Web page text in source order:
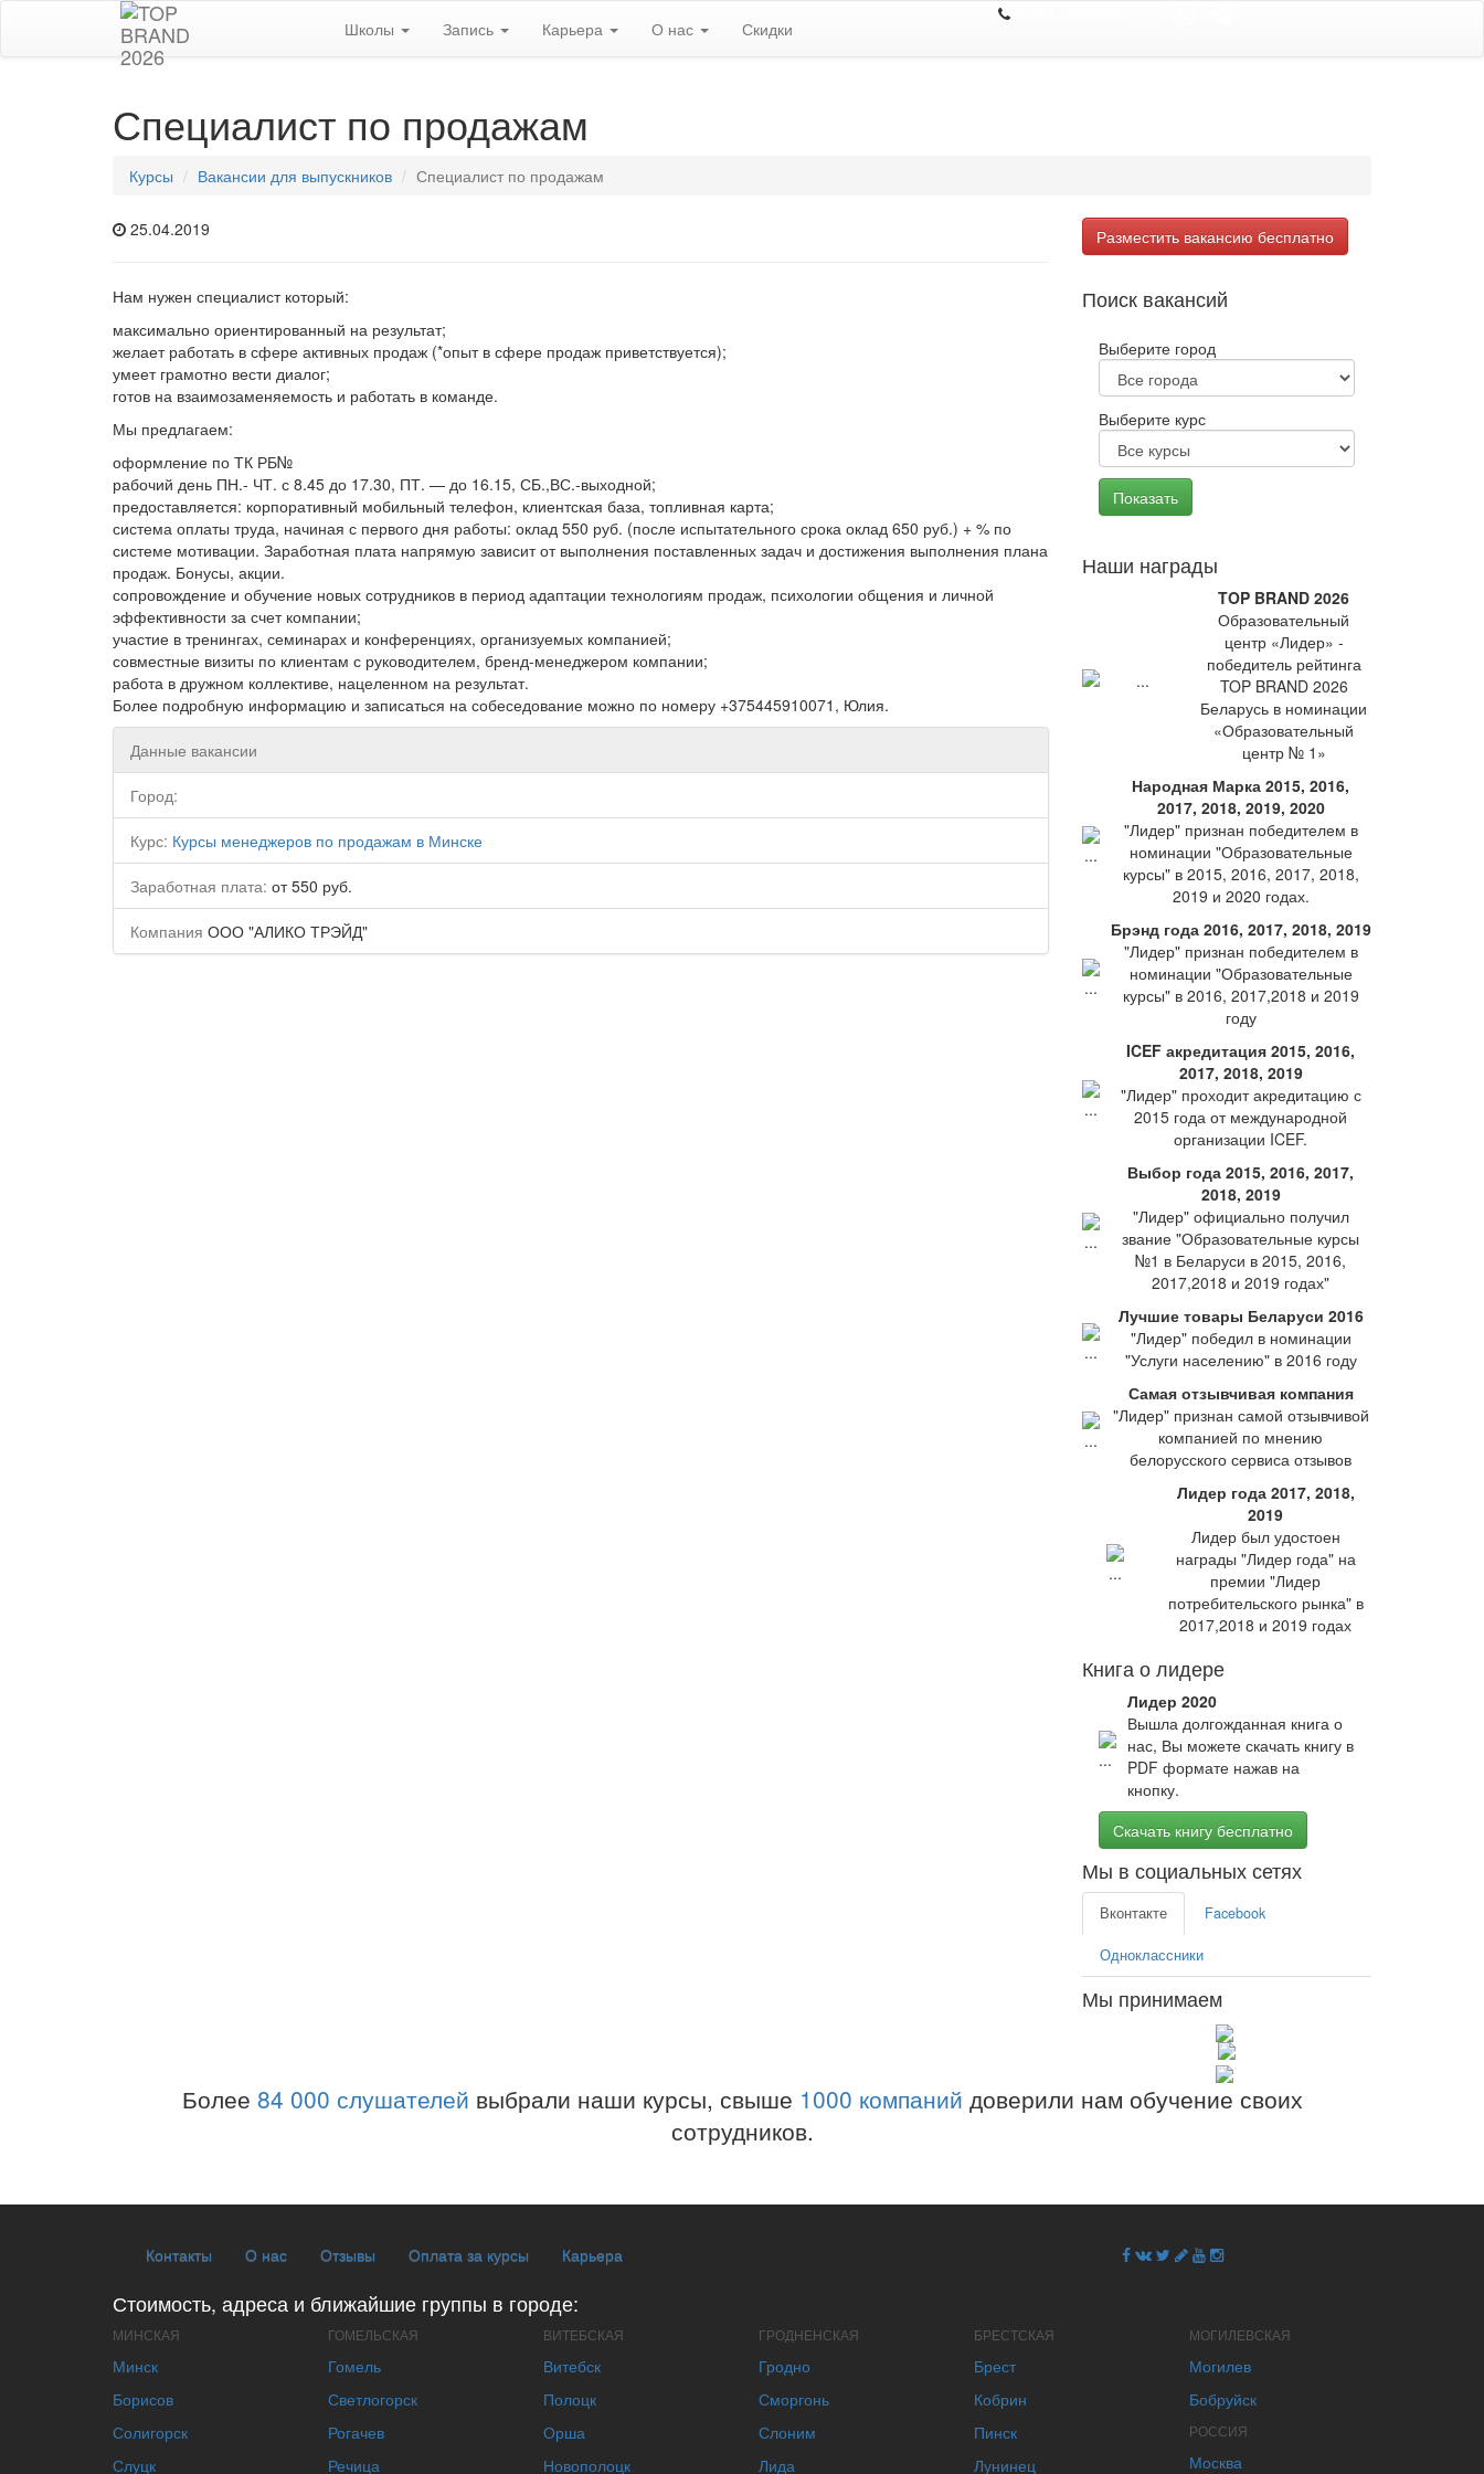
Школы Запись Карьера О нас Скидки
Специалист по продажам
Курсы Вакансии для выпускников Специалист по продажам
25.04.2019
Нам нужен специалист который:
максимально ориентированный на результат;
желает работать в сфере активных продаж (*опыт в сфере продаж приветствуется);
умеет грамотно вести диалог;
готов на взаимозаменяемость и работать в команде.
Мы предлагаем:
оформление по ТК РБ№
рабочий день ПН.- ЧТ. с 8.45 до 17.30, ПТ. — до 16.15, СБ.,ВС.-выходной;
предоставляется: корпоративный мобильный телефон, клиентская база, топливная карта;
система оплаты труда, начиная с первого дня работы: оклад 550 руб. (после испытательного срока оклад 650 руб.) + % по
системе мотивации. Заработная плата напрямую зависит от выполнения поставленных задач и достижения выполнения плана
продаж. Бонусы, акции.
сопровождение и обучение новых сотрудников в период адаптации технологиям продаж, психологии общения и личной
эффективности за счет компании;
участие в тренингах, семинарах и конференциях, организуемых компанией;
совместные визиты по клиентам с руководителем, бренд-менеджером компании;
работа в дружном коллективе, нацеленном на результат.
Более подробную информацию и записаться на собеседование можно по номеру +375445910071, Юлия.
Данные вакансии
Город:
Курс: Курсы менеджеров по продажам в Минске
Заработная плата: от 550 руб.
Компания ООО "АЛИКО ТРЭЙД"
Разместить вакансию бесплатно
Поиск вакансий
Выберите город
Выберите курс
Наши награды
TOP BRAND 2026
Образовательный
центр «Лидер» -
победитель рейтинга
TOP BRAND 2026
Беларусь в номинации
«Образовательный
центр № 1»
Народная Марка 2015, 2016,
2017, 2018, 2019, 2020
"Лидер" признан победителем в
номинации "Образовательные
курсы" в 2015, 2016, 2017, 2018,
2019 и 2020 годах.
Брэнд года 2016, 2017, 2018, 2019
"Лидер" признан победителем в
номинации "Образовательные
курсы" в 2016, 2017,2018 и 2019
году
ICEF акредитация 2015, 2016,
2017, 2018, 2019
"Лидер" проходит акредитацию с
2015 года от международной
организации ICEF.
Выбор года 2015, 2016, 2017,
2018, 2019
"Лидер" официально получил
звание "Образовательные курсы
№1 в Беларуси в 2015, 2016,
2017,2018 и 2019 годах"
Лучшие товары Беларуси 2016
"Лидер" победил в номинации
"Услуги населению" в 2016 году
Самая отзывчивая компания
"Лидер" признан самой отзывчивой
компанией по мнению
белорусского сервиса отзывов
Лидер года 2017, 2018,
2019
Лидер был удостоен
награды "Лидер года" на
премии "Лидер
потребительского рынка" в
2017,2018 и 2019 годах
Книга о лидере
Лидер 2020
Вышла долгожданная книга о
нас, Вы можете скачать книгу в
PDF формате нажав на
кнопку.
Скачать книгу бесплатно
Мы в социальных сетях
Вконтакте Facebook
Одноклассники
Мы принимаем
Более 84 000 слушателей выбрали наши курсы, свыше 1000 компаний доверили нам обучение своих
сотрудников.
Контакты О нас Отзывы Оплата за курсы Карьера
Стоимость, адреса и ближайшие группы в городе:
МИНСКАЯ
Минск
Борисов
Солигорск
Слуцк
ГОМЕЛЬСКАЯ
Гомель
Светлогорск
Рогачев
Речица
ВИТЕБСКАЯ
Витебск
Полоцк
Орша
Новополоцк
ГРОДНЕНСКАЯ
Гродно
Сморгонь
Слоним
Лида
БРЕСТСКАЯ
Брест
Кобрин
Пинск
Лунинец
МОГИЛЕВСКАЯ
Могилев
Бобруйск
РОССИЯ
Москва